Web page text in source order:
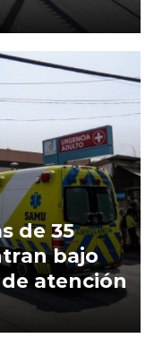
de 35
bajo
atención